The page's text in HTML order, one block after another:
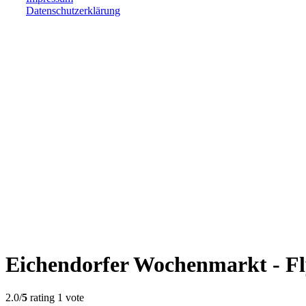
Datenschutzerklärung
Eichendorfer Wochenmarkt -
2.0/5 rating 1 vote